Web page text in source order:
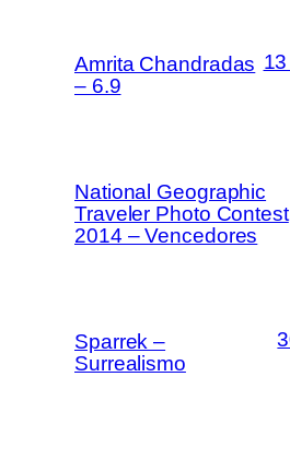
Amrita Chandradas
– 6.9
National Geographic
Traveler Photo Contest
2014 – Vencedores
Sparrek –
Surrealismo